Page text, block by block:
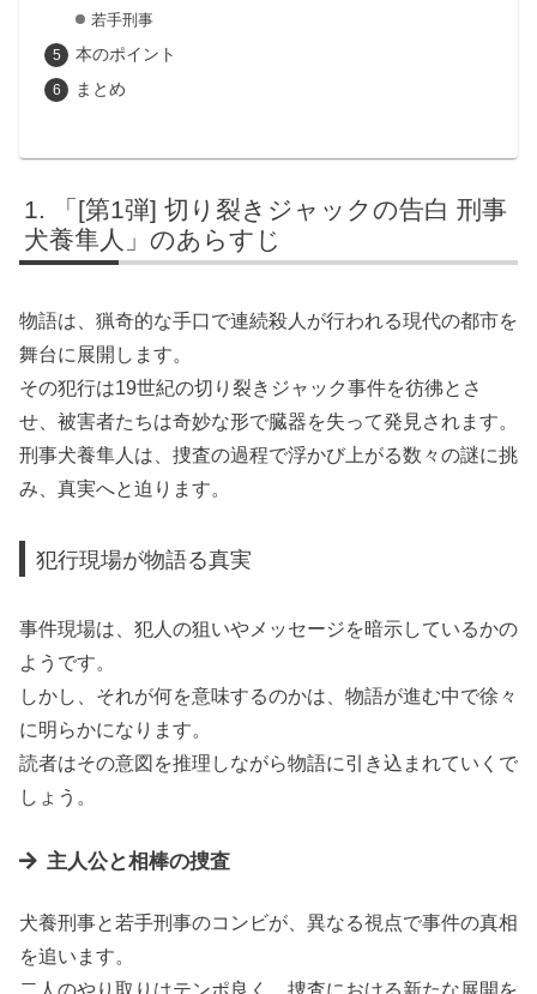
若手刑事
本のポイント
まとめ
「[第1弾] 切り裂きジャックの告白 刑事
犬養隼人」のあらすじ
物語は、猟奇的な手口で連続殺人が行われる現代の都市を
舞台に展開します。
その犯行は19世紀の切り裂きジャック事件を彷彿とさ
せ、被害者たちは奇妙な形で臓器を失って発見されます。
刑事犬養隼人は、捜査の過程で浮かび上がる数々の謎に挑
み、真実へと迫ります。
犯行現場が物語る真実
事件現場は、犯人の狙いやメッセージを暗示しているかの
ようです。
しかし、それが何を意味するのかは、物語が進む中で徐々
に明らかになります。
読者はその意図を推理しながら物語に引き込まれていくで
しょう。
主人公と相棒の捜査
犬養刑事と若手刑事のコンビが、異なる視点で事件の真相
を追います。